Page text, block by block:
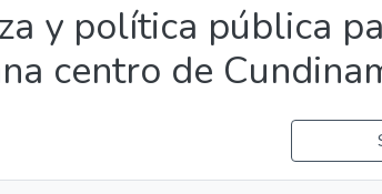
y política pública
centro de